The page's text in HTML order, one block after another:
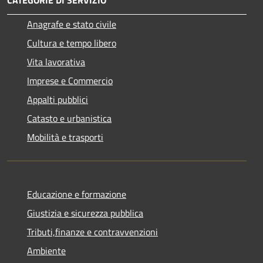
Anagrafe e stato civile
Cultura e tempo libero
Vita lavorativa
Imprese e Commercio
Appalti pubblici
Catasto e urbanistica
Mobilità e trasporti
Educazione e formazione
Giustizia e sicurezza pubblica
Tributi,finanze e contravvenzioni
Ambiente